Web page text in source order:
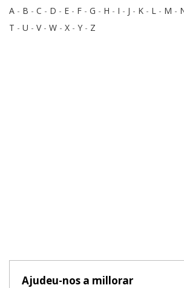
A - B - C - D - E - F - G - H - I - J - K - L - M -
T - U - V- W - X - Y - Z
Ajudeu-nos a millorar